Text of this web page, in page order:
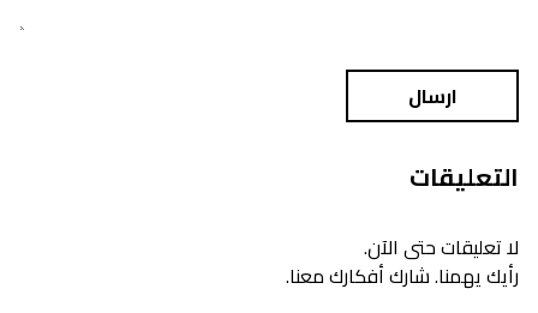
ارسال
التعليقات
لا تعليقات حتى الآن.
رأيك يهمنا. شارك أفكارك معنا.